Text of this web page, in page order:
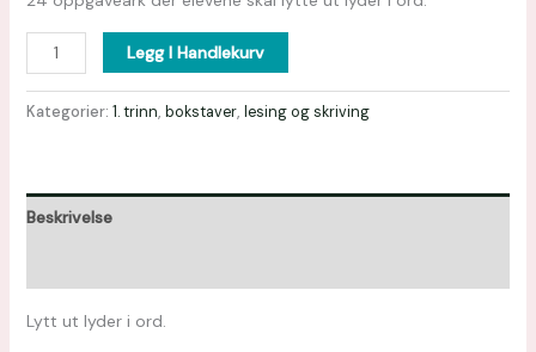
Legg I Handlekurv
Kategorier: 1. trinn, bokstaver, lesing og skriving
Beskrivelse
Lytt ut lyder i ord.